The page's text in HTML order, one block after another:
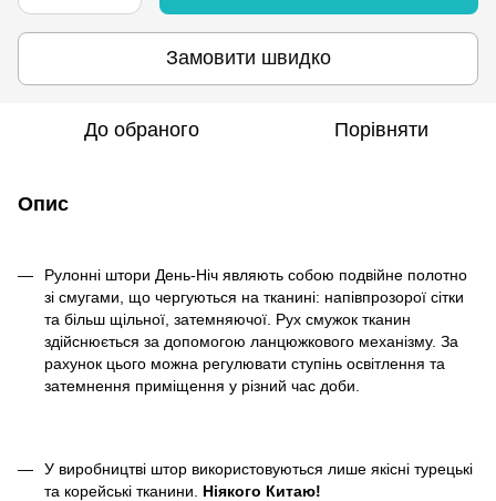
Замовити швидко
До обраного Порівняти
Опис
Рулонні штори День-Ніч являють собою подвійне полотно
зі смугами, що чергуються на тканині: напівпрозорої сітки
та більш щільної, затемняючої. Рух смужок тканин
здійснюється за допомогою ланцюжкового механізму. За
рахунок цього можна регулювати ступінь освітлення та
затемнення приміщення у різний час доби.
У виробництві штор використовуються лише якісні турецькі
та корейські тканини. Ніякого Китаю!